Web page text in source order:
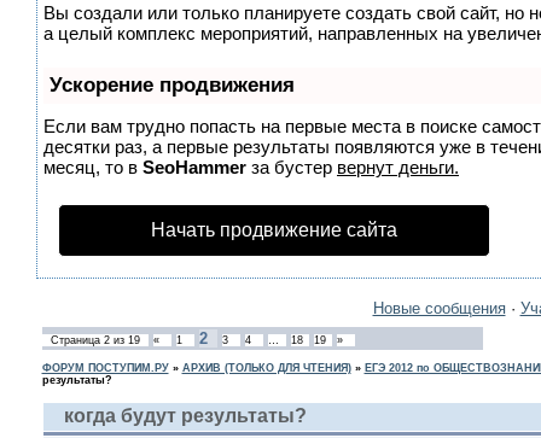
Вы создали или только планируете создать свой сайт, но
а целый комплекс мероприятий, направленных на
Ускорение продвижения
Если вам трудно попасть на первые места в поиске
десятки раз, а первые результаты появляются уже в
месяц, то в SeoHammer за бустер вернут деньги.
Начать продвижение сайта
Новые сообщения·
Страница 2из 19 « 1 2 3 4 … 18 19 »
ФОРУМ ПОСТУПИМ.РУ» АРХИВ (ТОЛЬКО ДЛЯ ЧТЕНИЯ)» ЕГЭ 2012 по
результаты?
когда будут результаты?